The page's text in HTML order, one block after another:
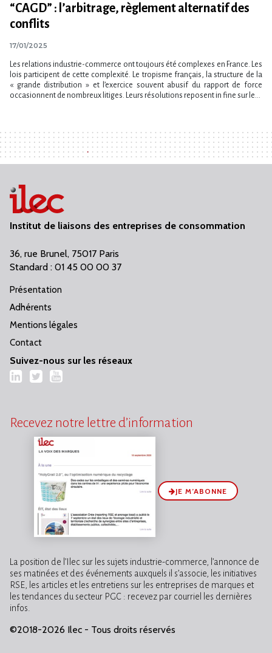
“CAGD” : l’arbitrage, règlement alternatif des
conflits
17/01/2025
Les relations industrie-commerce ont toujours été complexes en France. Les
lois participent de cette complexité. Le tropisme français, la structure de la
« grande distribution » et l’exercice souvent abusif du rapport de force
occasionnent de nombreux litiges. Leurs résolutions reposent in fine sur le...
Institut de liaisons des entreprises de consommation
36, rue Brunel, 75017 Paris
Standard : 01 45 00 00 37
Présentation
Adhérents
Mentions légales
Contact
Suivez-nous sur les réseaux
LinkedIn
TwitterYouTube
Recevez notre lettre d’information
JE M’ABONNE
La position de l’Ilec sur les sujets industrie-commerce, l’annonce de
ses matinées et des événements auxquels il s’associe, les initiatives
RSE, les articles et les entretiens sur les entreprises de marques et
les tendances du secteur PGC : recevez par courriel les dernières
infos.
©2018-2026 Ilec - Tous droits réservés